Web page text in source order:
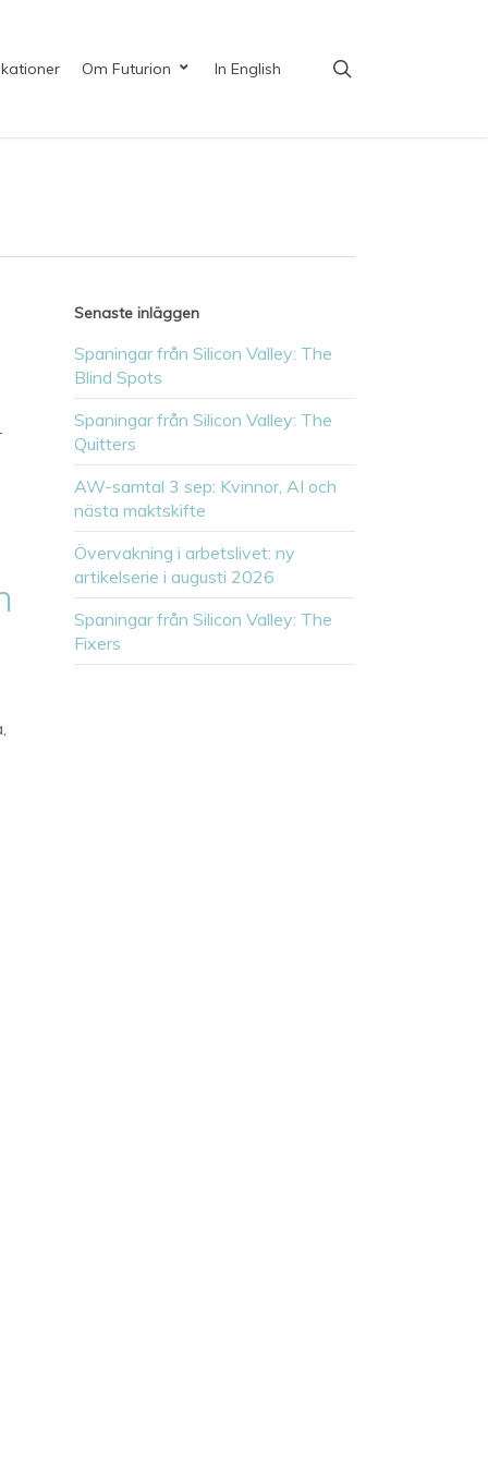
Om Futurion In English
Senaste inläggen
Spaningar från Silicon Valley: The
Blind Spots
Spaningar från Silicon Valley: The
Quitters
AW-samtal 3 sep: Kvinnor, AI och
nästa maktskifte
Övervakning i arbetslivet: ny
artikelserie i augusti 2026
Spaningar från Silicon Valley: The
Fixers